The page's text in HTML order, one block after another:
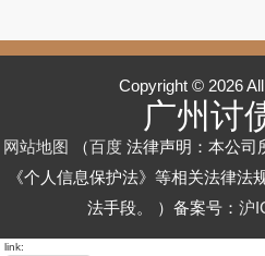
Copyright © 2026
广州讨
网站地图 （百度法律声明：本公司
《个人信息保护法》等相关法律
法手段。
）备案号： 沪
link: